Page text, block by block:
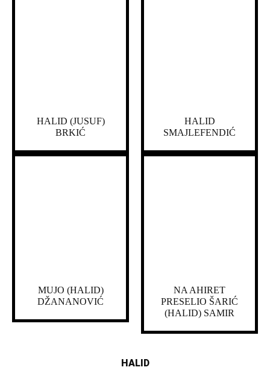
HALID (JUSUF)
BRKIĆ
HALID
SMAJLEFENDIĆ
MUJO (HALID)
DŽANANOVIĆ
NA AHIRET
PRESELIO ŠARIĆ
(HALID) SAMIR
HALID